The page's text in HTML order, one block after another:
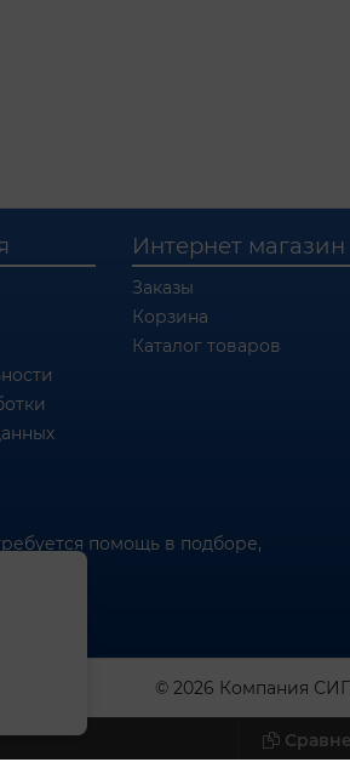
Интернет магазин
Заказы
Корзина
Каталог товаров
помощь в подборе,
© 2026 Компания